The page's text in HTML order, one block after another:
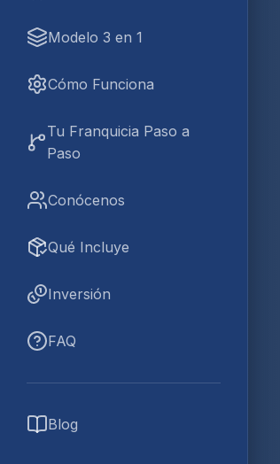
Modelo 3 en 1
Cómo Funciona
Tu Franquicia Paso a
Paso
Conócenos
Qué Incluye
Inversión
FAQ
Blog